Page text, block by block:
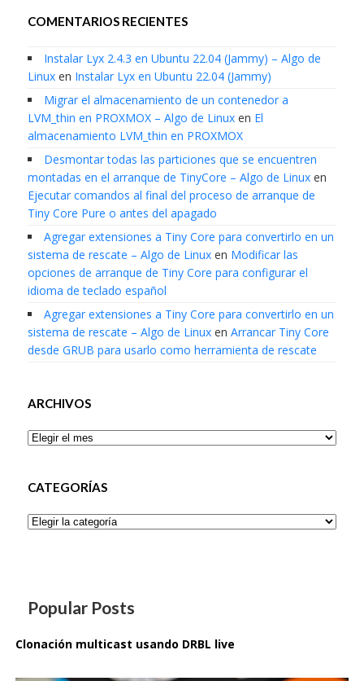
COMENTARIOS RECIENTES
Instalar Lyx 2.4.3 en Ubuntu 22.04 (Jammy) – Algo de
Linuxen Instalar Lyx en Ubuntu 22.04 (Jammy)
Migrar el almacenamiento de un contenedor a
LVM_thin en PROXMOX – Algo de Linuxen El
almacenamiento LVM_thin en PROXMOX
Desmontar todas las particiones que se encuentren
montadas en el arranque de TinyCore – Algo de Linuxen
Ejecutar comandos al final del proceso de arranque de
Tiny Core Pure o antes del apagado
Agregar extensiones a Tiny Core para convertirlo en un
sistema de rescate – Algo de Linuxen Modificar las
opciones de arranque de Tiny Core para configurar el
idioma de teclado español
Agregar extensiones a Tiny Core para convertirlo en un
sistema de rescate – Algo de Linuxen Arrancar Tiny Core
desde GRUB para usarlo como herramienta de rescate
ARCHIVOS
Archivos
CATEGORÍAS
Categorías
Popular Posts
Clonación multicast usando DRBL live